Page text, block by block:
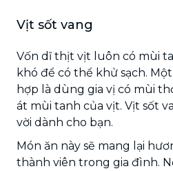
Vịt sốt vang
Vốn dĩ thịt vịt luôn có mùi
khó để có thể khử sạch.
hợp là dùng gia vị có mùi
át mùi tanh của vịt. Vịt sốt
vời dành cho bạn.
Món ăn này sẽ mang lại
thành viên trong gia đình.